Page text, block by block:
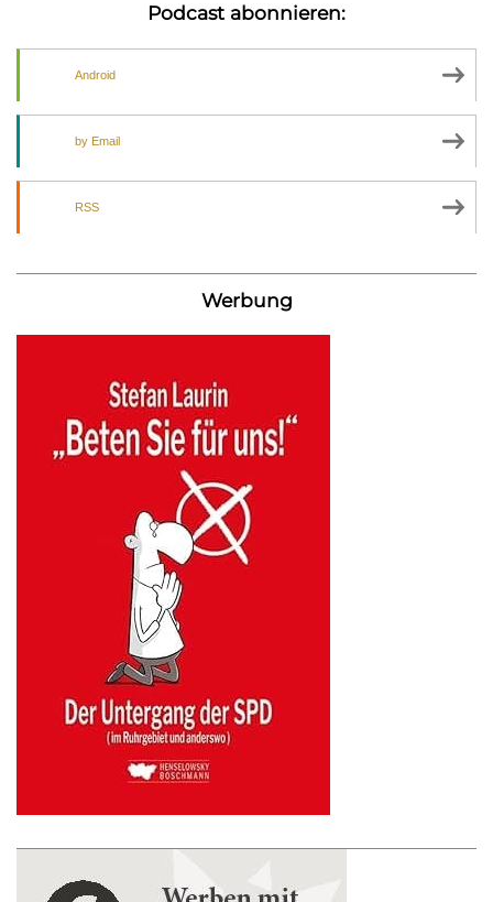
Podcast abonnieren:
Android
by Email
RSS
Werbung